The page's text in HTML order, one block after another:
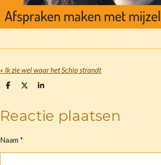
« Ik zie wel waar het Schip strandt
D
e
n
D
S
Reactie plaatsen
Naam *